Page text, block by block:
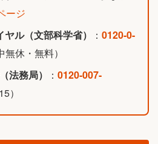
ージ
ル（文部科学省） ： 0120-0-
無休・無料）
法務局） ： 0120-007-
）